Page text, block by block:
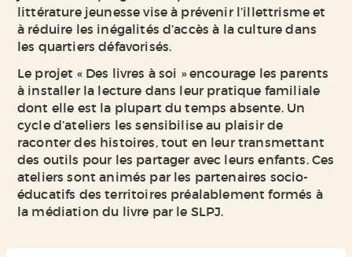
littérature jeunesse vise à prévenir l’illettrisme et
à réduire les inégalités d’accès à la culture dans
les quartiers défavorisés.
Le projet « Des livres à soi » encourage les parents
à installer la lecture dans leur pratique familiale
dont elle est la plupart du temps absente. Un
cycle d’ateliers les sensibilise au plaisir de
raconter des histoires, tout en leur transmettant
des outils pour les partager avec leurs enfants. Ces
ateliers sont animés par les partenaires socio-
éducatifs des territoires préalablement formés à
la médiation du livre par le SLPJ.